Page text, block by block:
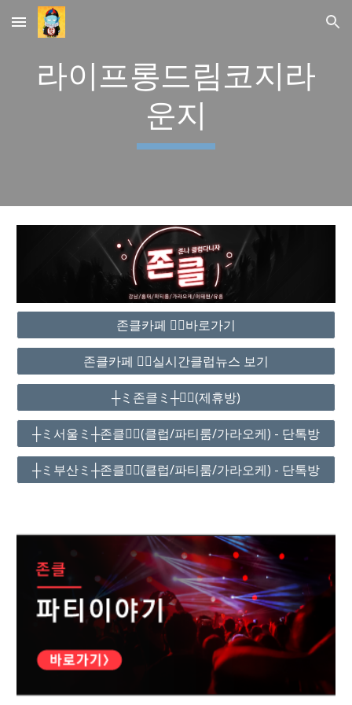
Skip to main content Skip to navigation
라이프롱드림코지라
운지
존클카페 ❤️‍🔥바로가기
존클카페 ❤️‍🔥실시간클럽뉴스 보기
┼ミ존클ミ┼❤️‍🔥(제휴방)
┼ミ서울ミ┼존클❤️‍🔥(클럽/파티룸/가라오케) - 단톡방
┼ミ부산ミ┼존클❤️‍🔥(클럽/파티룸/가라오케) - 단톡방